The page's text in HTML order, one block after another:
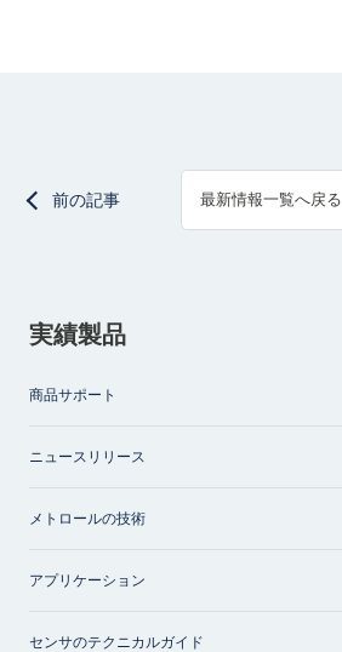
前の記事 最新情報一覧へ戻る
実績製品
商品サポート
ニュースリリース
メトロールの技術
アプリケーション
センサのテクニカルガイド